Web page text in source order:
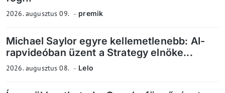
2026. augusztus 09. premik
Michael Saylor egyre kellemetlenebb: AI-
rapvideóban üzent a Strategy elnöke...
2026. augusztus 08. Lelo